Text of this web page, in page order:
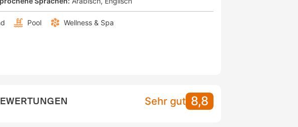
Pool Wellness & Spa
Sehr gut 8,8